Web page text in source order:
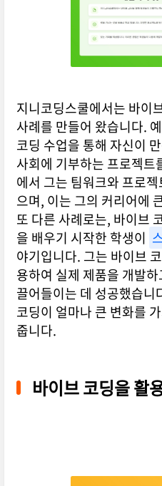
지니코딩스쿨에서는 바이
사례를 만들어 왔습니다.
코딩 수업을 통해 자신이
사회에 기부하는 프로젝트
에서 그는 팀워크와 프로
으며, 이는 그의 커리어에
또 다른 사례로는, 바이브
을 배우기 시작한 학생이
야기입니다. 그는 바이브
용하여 실제 제품을 개발
끌어들이는 데 성공했습
코딩이 얼마나 큰 변화를
줍니다.
바이브 코딩을 활